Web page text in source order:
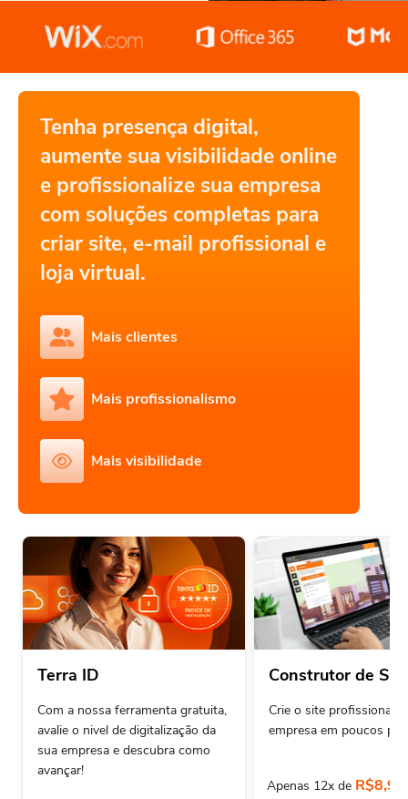
Tenha presença digital,
aumente sua visibilidade online
e profissionalize sua empresa
com soluções completas para
criar site, e-mail profissional e
loja virtual.
Mais clientes
Mais profissionalismo
Mais visibilidade
Terra ID
Com a nossa ferramenta gratuita,
avalie o nivel de digitalização da
sua empresa e descubra como
avançar!
Construtor de
Crie o site profissional
empresa em poucos
Apenas 12x de R$8,90